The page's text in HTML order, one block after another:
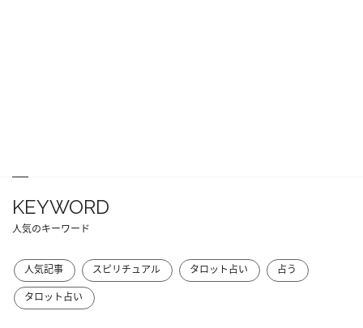
KEYWORD
人気のキーワード
人気記事 スピリチュアル タロット占い
占う
タロット占い